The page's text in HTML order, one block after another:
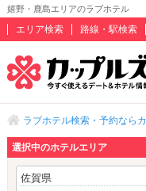
嬉野・鹿島エリアのラブホテル
エリア検索 路線・駅検索
ラブホテル検索・予約なら
選択中のホテルエリア
佐賀県